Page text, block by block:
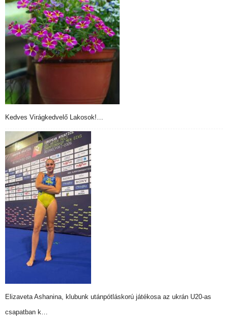
Kedves Virágkedvelő Lakosok!…
Elizaveta Ashanina, klubunk utánpótláskorú játékosa az ukrán U20-as
csapatban k…